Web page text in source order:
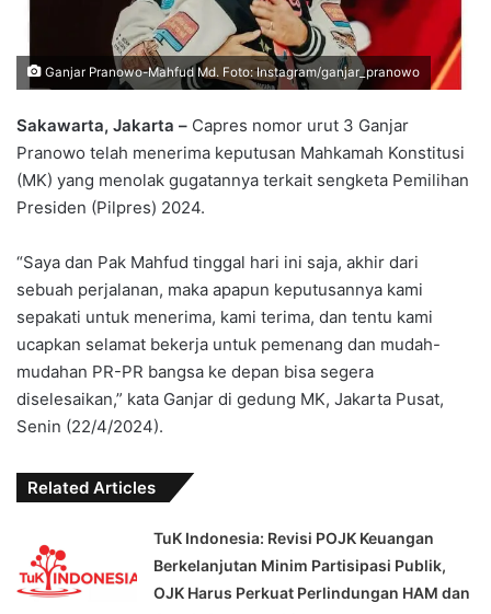
Ganjar Pranowo-Mahfud Md. Foto: Instagram/ganjar_pranowo
Sakawarta, Jakarta – Capres nomor urut 3 Ganjar
Pranowo telah menerima keputusan Mahkamah Konstitusi
(MK) yang menolak gugatannya terkait sengketa Pemilihan
Presiden (Pilpres) 2024.
“Saya dan Pak Mahfud tinggal hari ini saja, akhir dari
sebuah perjalanan, maka apapun keputusannya kami
sepakati untuk menerima, kami terima, dan tentu kami
ucapkan selamat bekerja untuk pemenang dan mudah-
mudahan PR-PR bangsa ke depan bisa segera
diselesaikan,” kata Ganjar di gedung MK, Jakarta Pusat,
Senin (22/4/2024).
Related Articles
TuK Indonesia: Revisi POJK Keuangan
Berkelanjutan Minim Partisipasi Publik,
OJK Harus Perkuat Perlindungan HAM dan